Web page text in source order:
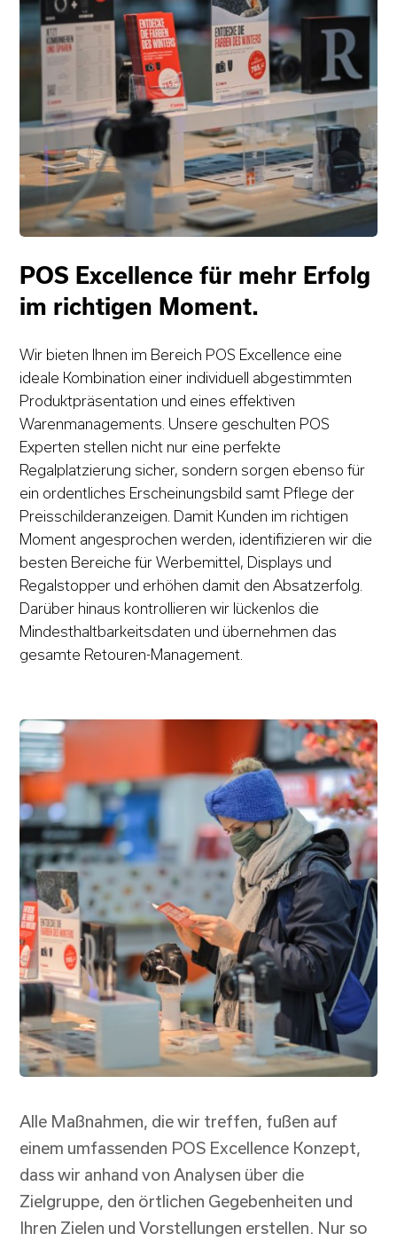
POS Excellence für mehr Erfolg
im richtigen Moment.
Wir bieten Ihnen im Bereich POS Excellence eine
ideale Kombination einer individuell abgestimmten
Produktpräsentation und eines effektiven
Warenmanagements. Unsere geschulten POS
Experten stellen nicht nur eine perfekte
Regalplatzierung sicher, sondern sorgen ebenso für
ein ordentliches Erscheinungsbild samt Pflege der
Preisschilderanzeigen. Damit Kunden im richtigen
Moment angesprochen werden, identifizieren wir die
besten Bereiche für Werbemittel, Displays und
Regalstopper und erhöhen damit den Absatzerfolg.
Darüber hinaus kontrollieren wir lückenlos die
Mindesthaltbarkeitsdaten und übernehmen das
gesamte Retouren-Management.
Alle Maßnahmen, die wir treffen, fußen auf
einem umfassenden POS Excellence Konzept,
dass wir anhand von Analysen über die
Zielgruppe, den örtlichen Gegebenheiten und
Ihren Zielen und Vorstellungen erstellen. Nur so